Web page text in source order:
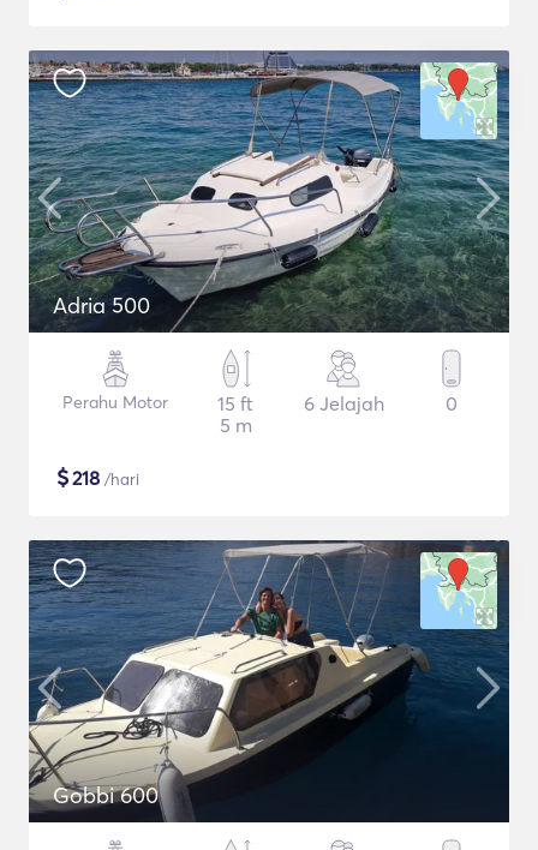
Adria 500
Perahu Motor
15 ft
5 m
6 Jelajah 0
$218 /hari
Gobbi 600